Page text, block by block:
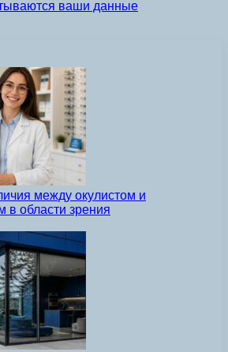
ваши данные
между окулистом и
в области зрения